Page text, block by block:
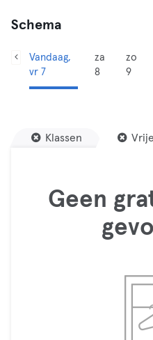
Schema
Vandaag,
vr 7
za
8
zo
9
Klassen
Geen